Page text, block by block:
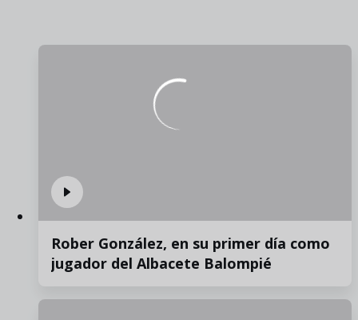
Rober González, en su primer día como
jugador del Albacete Balompié